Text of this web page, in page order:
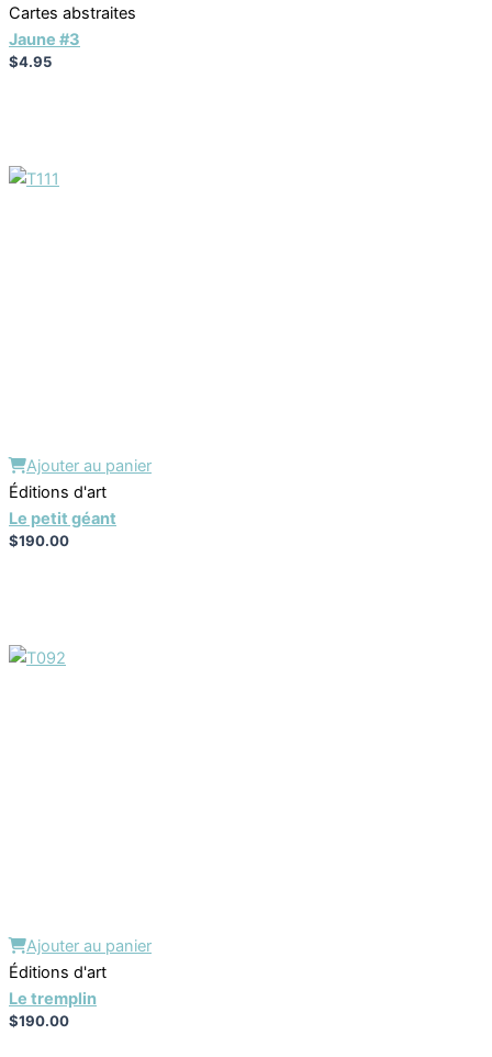
Cartes abstraites
Jaune #3
$4.95
Ajouter au panier
Éditions d'art
Le petit géant
$190.00
Ajouter au panier
Éditions d'art
Le tremplin
$190.00